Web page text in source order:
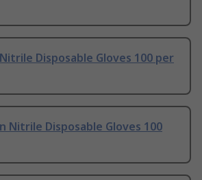
Disposable Gloves 100 per
Nitrile Disposable Gloves 100